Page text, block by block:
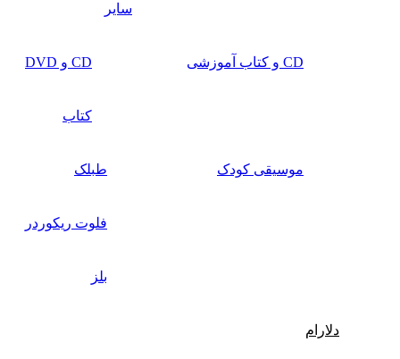
سایر
CD و کتاب آموزشی CD و DVD
کتاب
موسیقی کودک طبلک
فلوت ریکوردر
بلز
دلارام